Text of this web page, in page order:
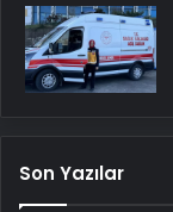
Son Yazılar